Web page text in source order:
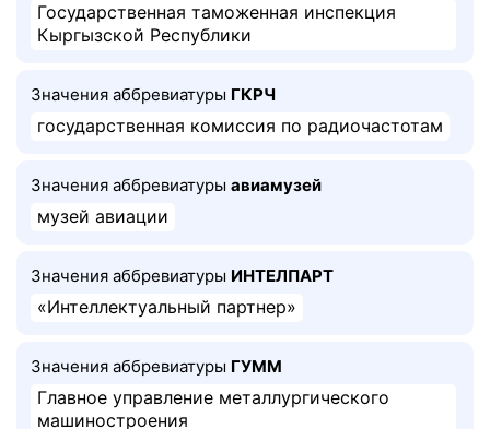
Государственная таможенная инспекция
Кыргызской Республики
Значения аббревиатуры ГКРЧ
государственная комиссия по радиочастотам
Значения аббревиатуры авиамузей
музей авиации
Значения аббревиатуры ИНТЕЛПАРТ
«Интеллектуальный партнер»
Значения аббревиатуры ГУММ
Главное управление металлургического
машиностроения